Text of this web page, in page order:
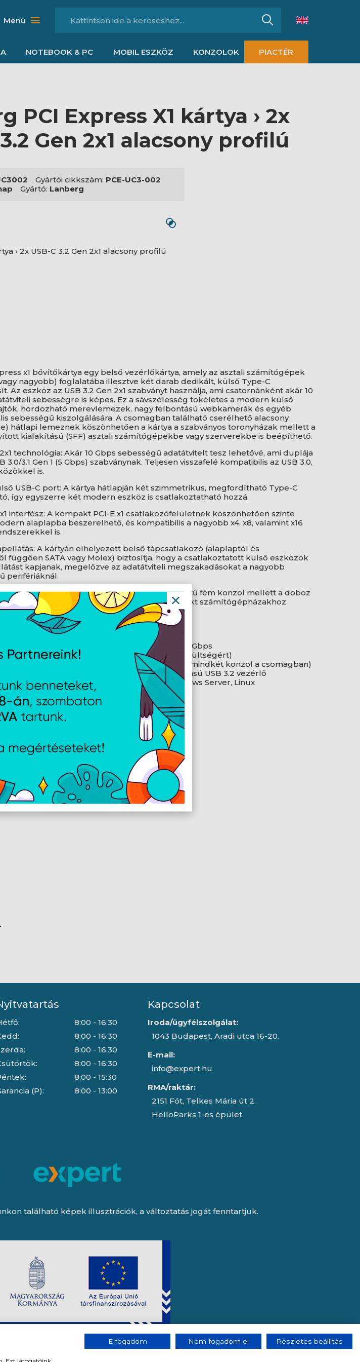
Menü
NOTEBOOK & PC MOBIL ESZKÖZ KONZOLOK PIACTÉR
PCI Express X1 kártya › 2x
Gen 2x1 alacsony profilú
Gyártói cikkszám: PCE-UC3-002
Gyártó: Lanberg
› 2x USB-C 3.2 Gen 2x1 alacsony profilú
x1 bővítőkártya egy belső vezérlőkártya, amely az asztali számítógépek
nagyobb) foglalatába illesztve két darab dedikált, külső Type-C
Az eszköz az USB 3.2 Gen 2x1 szabványt használja, ami csatornánként akár 10
sebességre is képes. Ez a sávszélesség tökéletes a modern külső
hordozható merevlemezek, nagy felbontású webkamerák és egyéb
sebességű kiszolgálására. A csomagban található cserélhető alacsony
hátlapi lemeznek köszönhetően a kártya a szabványos toronyházak mellett a
kialakítású (SFF) asztali számítógépekbe vagy szerverekbe is beépíthető.
2x1 technológia: Akár 10 Gbps sebességű adatátvitelt tesz lehetővé, ami duplája
3.0/3.1 Gen 1 (5 Gbps) szabványnak. Teljesen visszafelé kompatibilis az USB 3.0,
is.
USB-C port: A kártya hátlapján két szimmetrikus, megfordítható Type-C
így egyszerre két modern eszköz is csatlakoztatható hozzá.
interfész: A kompakt PCI-E x1 csatlakozófelületnek köszönhetően szinte
alaplapba beszerelhető, és kompatibilis a nagyobb x4, x8, valamint x16
is.
A kártyán elhelyezett belső tápcsatlakozó (alaplaptól és
függően SATA vagy Molex) biztosítja, hogy a csatlakoztatott külső eszközök
kapjanak, megelőzve az adatátviteli megszakadásokat a nagyobb
perifériáknál.
A gyárilag felszerelt normál méretű fém konzol mellett a doboz
rövidebb, alacsony profilú hátlapot is a kompakt számítógépházakhoz.
Lanberg
PCI-Express x1
USB 3.2 Gen 2x1 / Legfeljebb 10 Gbps
Van (SATA tápaljzat a stabil feszültségért)
Standard profil és Low Profile (mindkét konzol a csomagban)
Megbízható, nagy kompatibilitású USB 3.2 vezérlő
rendszerekWindows 10, Windows 11, Windows Server, Linux
(P):
8:00 - 16:30
8:00 - 16:30
8:00 - 16:30
8:00 - 16:30
8:00 - 15:30
8:00 - 13:00
Kapcsolat
Iroda/ügyfélszolgálat:
1043 Budapest, Aradi utca 16-20.
E-mail:
info@expert.hu
RMA/raktár:
2151 Fót, Telkes Mária út 2.
HelloParks 1-es épület
található képek illusztrációk, a változtatás jogát fenntartjuk.
Elfogadom Nem fogadom el Részletes beállítás